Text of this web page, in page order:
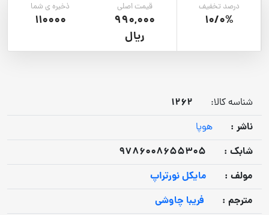
درصد تخفیف
10/0%
قیمت اصلی
990,000
ریال
ذخیره ی شما
110000
شناسه کالا:
1262
ناشر :
هوپا
شابک :
9786008655305
مولف :
مایکل نورتراپ
مترجم :
فریبا چاوشی